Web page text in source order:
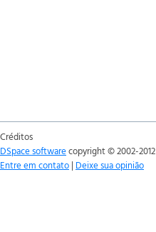
Créditos
DSpace softwarecopyright © 2002-2012
Entre em contato | Deixe sua opinião